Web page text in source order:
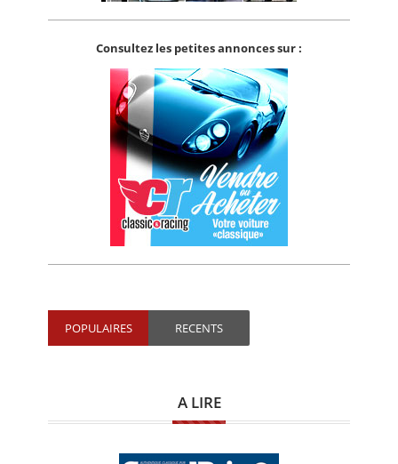
Consultez les petites annonces sur :
POPULAIRES RECENTS
A LIRE